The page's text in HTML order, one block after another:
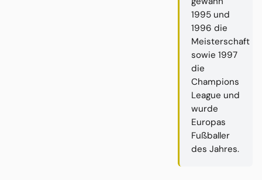
1995 und
1996 die
Meisterschaft
sowie 1997
die
Champions
League und
wurde
Europas
Fußballer
des Jahres.